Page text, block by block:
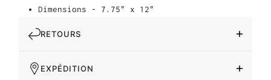
Dimensions - 7.75" x 12"
RETOURS
EXPÉDITION